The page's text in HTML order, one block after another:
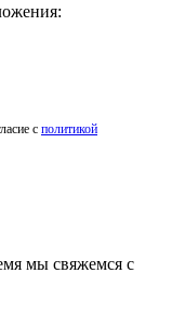
с политикой
мы свяжемся с